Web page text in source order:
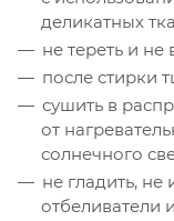
деликатных
не тереть и
после стирки
сушить в
от
солнечного
не гладить, не
отбеливатели